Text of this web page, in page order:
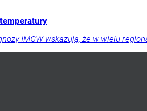
IMGW wskazują, że w wielu